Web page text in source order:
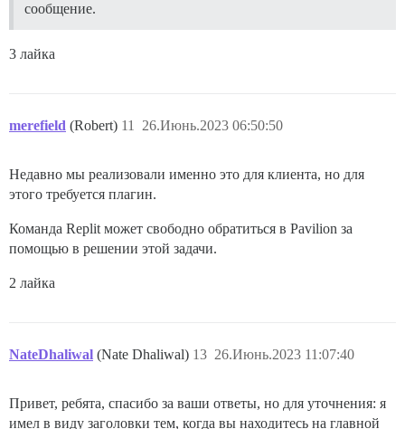
сообщение.
3 лайка
merefield (Robert) 26.Июнь.2023 06:50:50
11
Недавно мы реализовали именно это для клиента, но для
этого требуется плагин.
Команда Replit может свободно обратиться в Pavilion за
помощью в решении этой задачи.
2 лайка
NateDhaliwal (Nate Dhaliwal) 26.Июнь.2023 11:07:40
13
Привет, ребята, спасибо за ваши ответы, но для уточнения: я
имел в виду заголовки тем, когда вы находитесь на главной